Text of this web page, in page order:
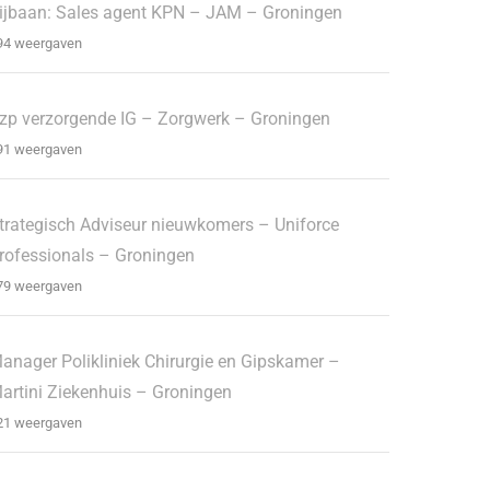
Sales agent KPN – JAM – Groningen
weergaven
verzorgende IG – Zorgwerk – Groningen
weergaven
Adviseur nieuwkomers – Uniforce
– Groningen
weergaven
Polikliniek Chirurgie en Gipskamer –
Ziekenhuis – Groningen
weergaven